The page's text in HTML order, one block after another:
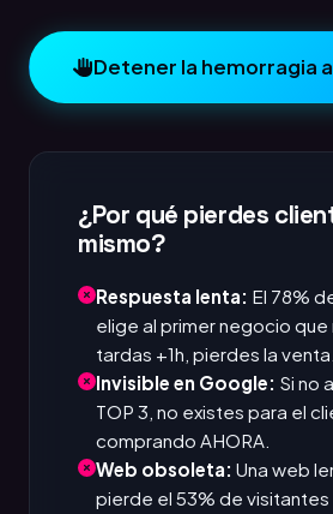
Detener la hemorragia
¿Por qué pierdes
mismo?
Respuesta lenta: El 78%
elige al primer negocio
tardas +1h, pierdes la venta.
Invisible en Google: Si no
TOP 3, no existes para el
comprando AHORA.
Web obsoleta: Una web
pierde el 53% de visitantes